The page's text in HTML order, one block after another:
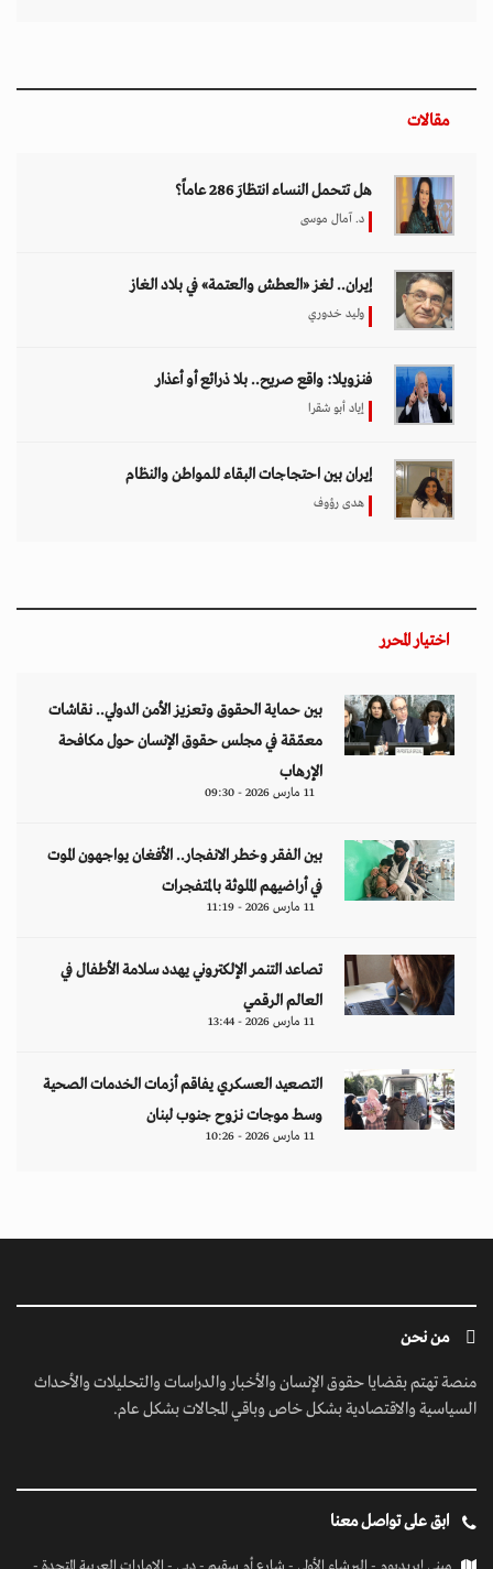
مقالات
هل تتحمل النساء انتظارَ 286 عاماً؟
د. آمال موسى
إيران.. لغز «العطش والعتمة» في بلاد الغاز
وليد خدوري
فنزويلا: واقع صريح.. بلا ذرائع أو أعذار
إياد أبو شقرا
إيران بين احتجاجات البقاء للمواطن والنظام
هدى رؤوف
اختيار المحرر
بين حماية الحقوق وتعزيز الأمن الدولي.. نقاشات
معمّقة في مجلس حقوق الإنسان حول مكافحة
الإرهاب
11 مارس 2026 - 09:30
بين الفقر وخطر الانفجار.. الأفغان يواجهون الموت
في أراضيهم الملوثة بالمتفجرات
11 مارس 2026 - 11:19
تصاعد التنمر الإلكتروني يهدد سلامة الأطفال في
العالم الرقمي
11 مارس 2026 - 13:44
التصعيد العسكري يفاقم أزمات الخدمات الصحية
وسط موجات نزوح جنوب لبنان
11 مارس 2026 - 10:26
من نحن
منصة تهتم بقضايا حقوق الإنسان والأخبار والدراسات والتحليلات والأحداث
السياسية والاقتصادية بشكل خاص وباقي المجالات بشكل عام.
ابق على تواصل معنا